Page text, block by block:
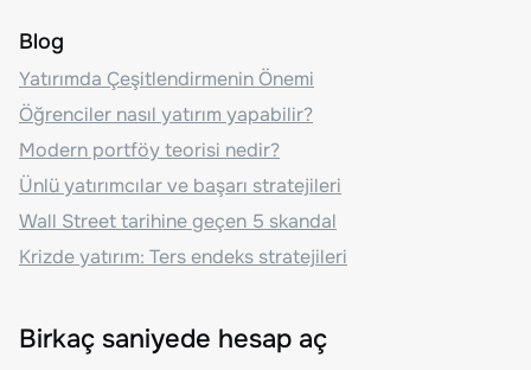
Blog
Yatırımda Çeşitlendirmenin Önemi
Öğrenciler nasıl yatırım yapabilir?
Modern portföy teorisi nedir?
Ünlü yatırımcılar ve başarı stratejileri
Wall Street tarihine geçen 5 skandal
Krizde yatırım: Ters endeks stratejileri
Birkaç saniyede hesap aç